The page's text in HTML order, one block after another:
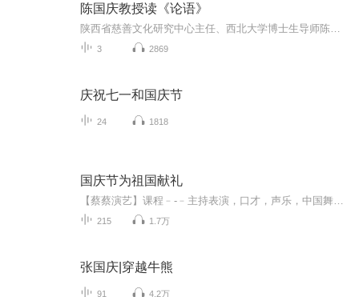
陈国庆教授读《论语》
3 2869
庆祝七一和国庆节
24 1818
国庆节为祖国献礼
215 1.7万
张国庆|穿越牛熊
91 4.2万